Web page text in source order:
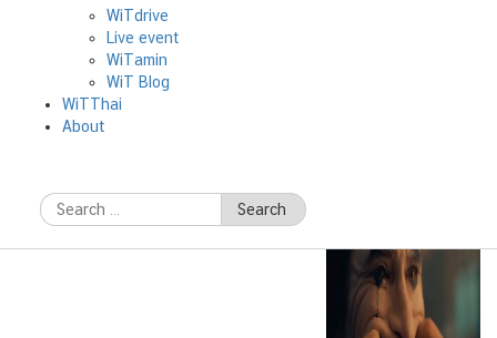
WiTdrive
Live event
WiTamin
WiT Blog
WiTThai
About
Search
for:
รีวืว
2019
Tanthai